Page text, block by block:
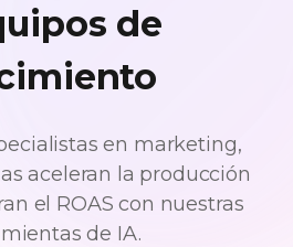
de
en marketing,
aceleran la producción
el ROAS con nuestras
de IA.